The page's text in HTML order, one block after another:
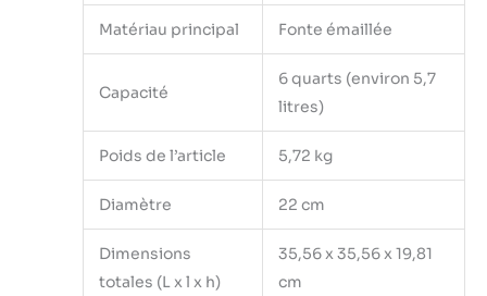
Matériau principal Fonte émaillée
Capacité
6 quarts (environ 5,7
litres)
Poids de l’article 5,72 kg
Diamètre 22 cm
Dimensions
totales (L x l x h)
35,56 x 35,56 x 19,81
cm